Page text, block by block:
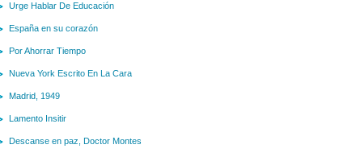
Urge Hablar De Educación
España en su corazón
Por Ahorrar Tiempo
Nueva York Escrito En La Cara
Madrid, 1949
Lamento Insitir
Descanse en paz, Doctor Montes